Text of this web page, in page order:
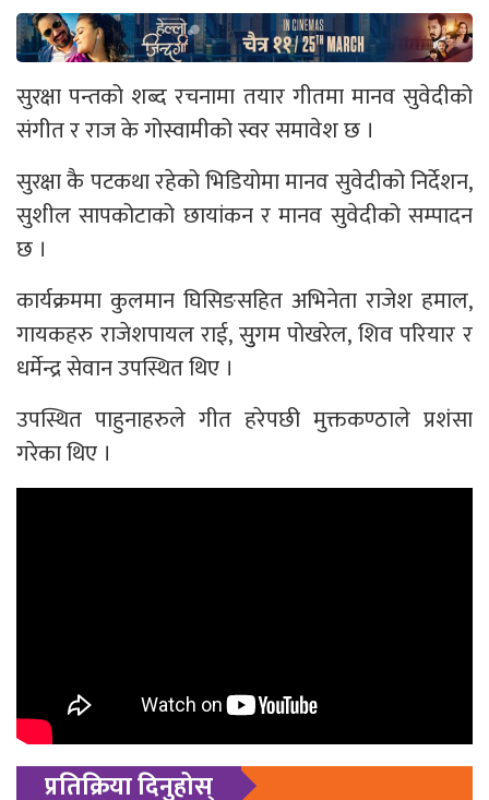
सुरक्षा पन्तको शब्द रचनामा तयार गीतमा मानव सुवेदीको
संगीत र राज के गोस्वामीको स्वर समावेश छ ।
सुरक्षा कै पटकथा रहेको भिडियोमा मानव सुवेदीको निर्देशन,
सुशील सापकोटाको छायांकन र मानव सुवेदीको सम्पादन
छ ।
कार्यक्रममा कुलमान घिसिङसहित अभिनेता राजेश हमाल,
गायकहरु राजेशपायल राई, सुुगम पोखरेल, शिव परियार र
धर्मेन्द्र सेवान उपस्थित थिए ।
उपस्थित पाहुनाहरुले गीत हरेपछी मुक्तकण्ठाले प्रशंसा
गरेका थिए ।
प्रतिक्रिया दिनुहोस्